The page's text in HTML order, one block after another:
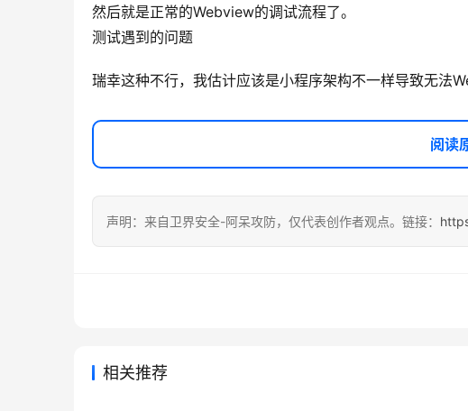
然后就是正常的Webview的调试流程了。
测试遇到的问题
瑞幸这种不行，我估计应该是小程序架构不一样导致无法
阅读
声明：来自卫界安全-阿呆攻防，仅代表创作者观点。链接：
相关推荐